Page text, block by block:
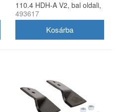
110.4 HDH-A V2, bal oldali,
40 cm
493617